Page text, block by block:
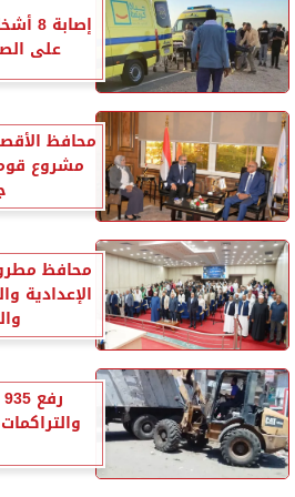
على
محافظ
مشروع
محافظ
الإعدادية